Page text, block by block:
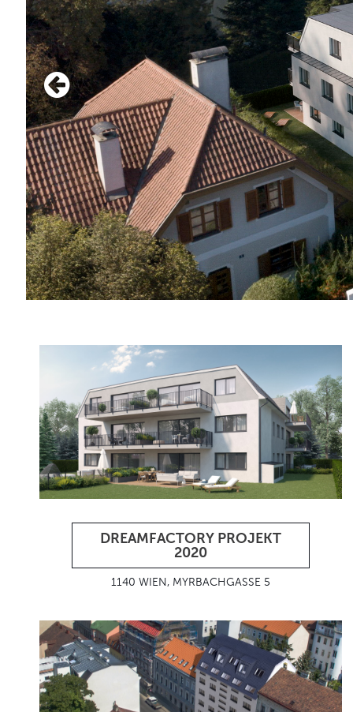
DREAMFACTORY PROJEKT
2020
1140 WIEN, MYRBACHGASSE 5